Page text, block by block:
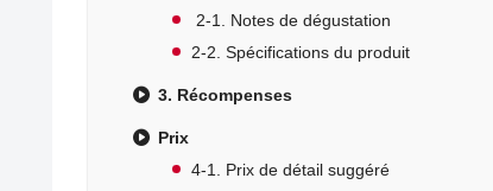
2-1. Notes de dégustation
2-2. Spécifications du produit
3. Récompenses
Prix
4-1. Prix de détail suggéré